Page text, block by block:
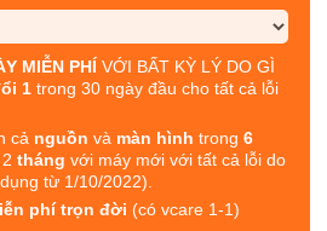
MIỄN PHÍ VỚI BẤT KỲ LÝ DO GÌ
1 trong 30 ngày đầu cho tất cả lỗi
cả nguồn và màn hình trong6
tháng với máy mới với tất cả lỗi do
từ 1/10/2022).
phí trọn đời (có vcare 1-1)